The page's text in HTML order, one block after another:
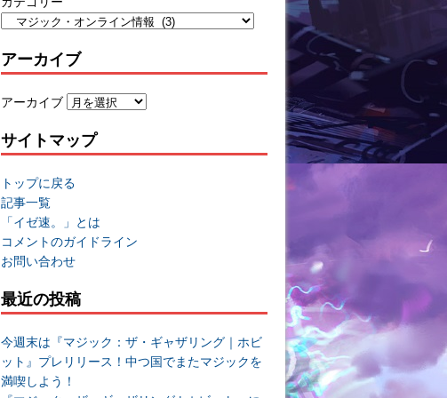
アーカイブ
アーカイブ
サイトマップ
トップに戻る
記事一覧
「イゼ速。」とは
コメントのガイドライン
お問い合わせ
最近の投稿
今週末は『マジック：ザ・ギャザリング｜ホビ
ット』プレリリース！中つ国でまたマジックを
満喫しよう！